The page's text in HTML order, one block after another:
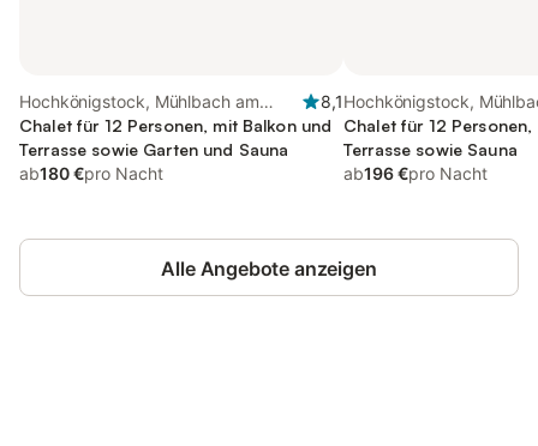
Hochkönigstock, Mühlbach am
Hochkönig
8,1
Chalet für 12 Personen, mit Balkon und
Terrasse sowie Garten und Sauna
ab180 €pro Nacht
Hochkönigstock,
Hochkönig
Chalet für 12
Terrasse sowie Sauna
ab196 €pro Nacht
Alle Angebote anzeigen